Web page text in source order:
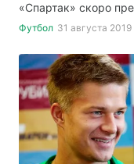
«Спартак» скоро
Футбол 31 августа 2019